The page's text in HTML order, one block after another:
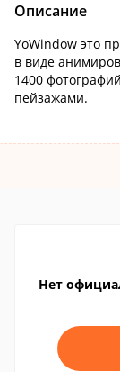
Описание
YoWindow это
в виде
1400
пейзажами.
Нет